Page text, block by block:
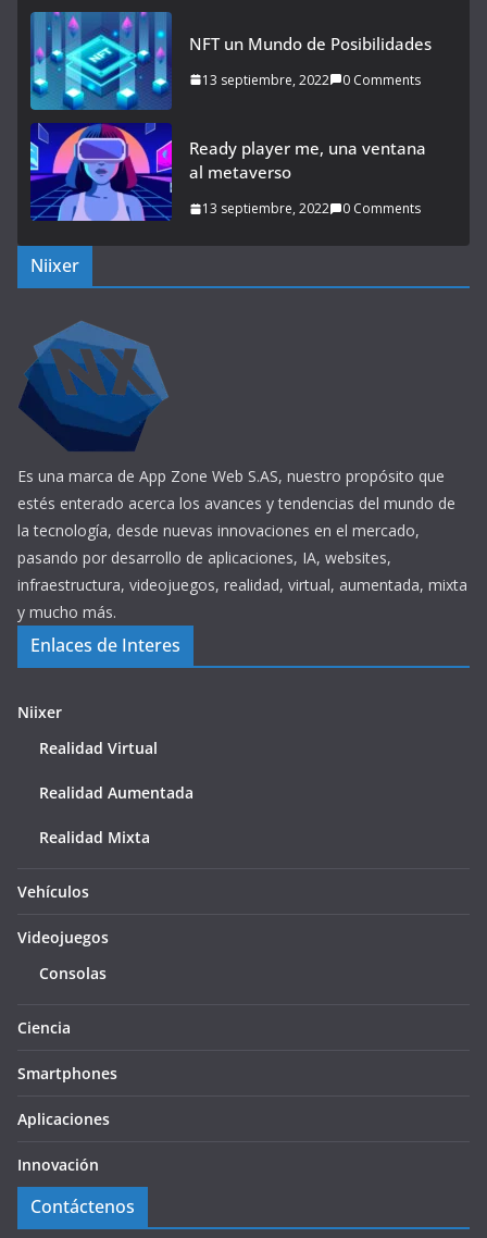
NFT un Mundo de Posibilidades
13 septiembre, 2022 0 Comments
Ready player me, una ventana
al metaverso
13 septiembre, 2022 0 Comments
Niixer
Es una marca de App Zone Web S.AS, nuestro propósito que
estés enterado acerca los avances y tendencias del mundo de
la tecnología, desde nuevas innovaciones en el mercado,
pasando por desarrollo de aplicaciones, IA, websites,
infraestructura, videojuegos, realidad, virtual, aumentada, mixta
y mucho más.
Enlaces de Interes
Niixer
Realidad Virtual
Realidad Aumentada
Realidad Mixta
Vehículos
Videojuegos
Consolas
Ciencia
Smartphones
Aplicaciones
Innovación
Contáctenos